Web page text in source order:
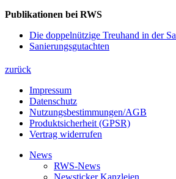
Publikationen bei RWS
Die doppelnützige Treuhand in der
Sanierungsgutachten
zurück
Impressum
Datenschutz
Nutzungsbestimmungen/AGB
Produktsicherheit (GPSR)
Vertrag widerrufen
News
RWS-News
Newsticker Kanzleien